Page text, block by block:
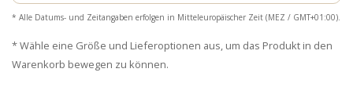
* Alle Datums- und Zeitangaben erfolgen in Mitteleuropäischer Zeit (MEZ / GMT+01:00).
* Wähle eine Größe und Lieferoptionen aus, um das Produkt in den
Warenkorb bewegen zu können.